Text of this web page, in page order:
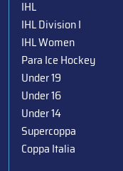
IHL
IHL Division I
IHL Women
Para Ice Hockey
Under 19
Under 16
Under 14
Supercoppa
Coppa Italia